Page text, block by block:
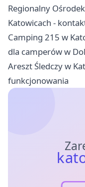
Regionalny
Katowicach -
Camping 215 w
dla camperów w
Areszt Śledczy w
funkcjonowania